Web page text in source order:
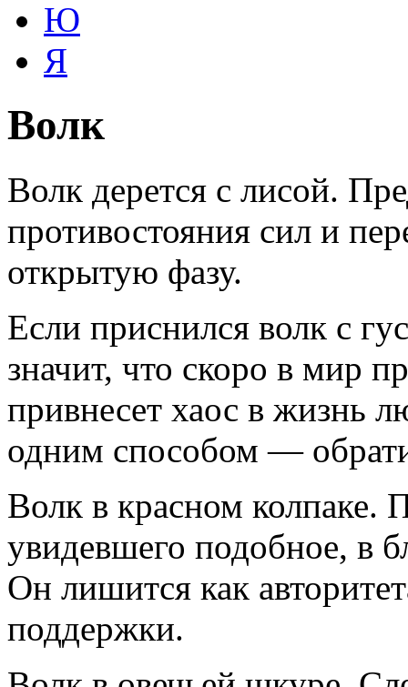
Ю
Я
Волк
Волк дерется с лисой.
противостояния сил и
открытую фазу.
Если приснился волк с
значит, что скоро в мир
привнесет хаос в жизнь
одним способом —
Волк в красном колпаке.
увидевшего подобное, в
Он лишится как
поддержки.